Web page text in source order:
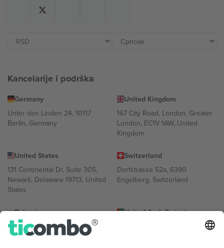
Kancelarije i podrška
Germany
Unter den Linden 24, 10117
Berlin, Germany
United Kingdom
167 City Road, London, Greater
London, EC1V 1AW, United
Kingdom
United States
131 Continental Dr, Suite 305,
Newark, Delaware 19713, United
States
Switzerland
Dorfstrasse 52a, 6390
Engelberg, Switzerland
Bulgaria
Regus Sofia City West, bul
Totleben 53-55, 1606 Sofia,
United Arab Emirates
UAE Dubai Silicon Oasis, DDP